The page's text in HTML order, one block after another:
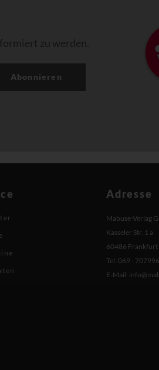
zu werden.
Abonnieren
Adresse
Mabuse-Verlag
Kasseler Str. 1 a
60486 Frankfurt
Tel: 069 -
E-Mail: